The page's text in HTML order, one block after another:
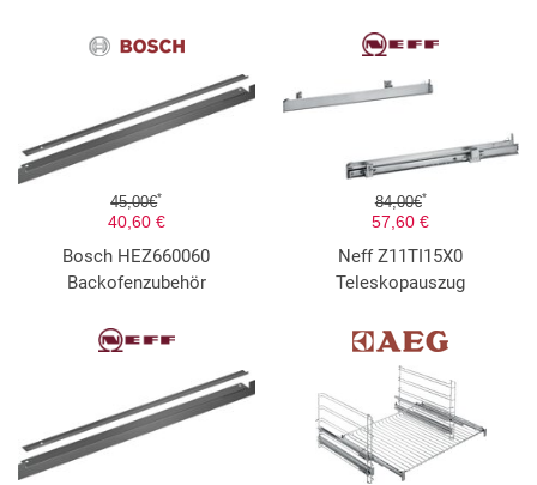
45,00€*
40,60 €
Bosch HEZ660060
Backofenzubehör
84,00€*
57,60 €
Neff Z11TI15X0
Teleskopauszug